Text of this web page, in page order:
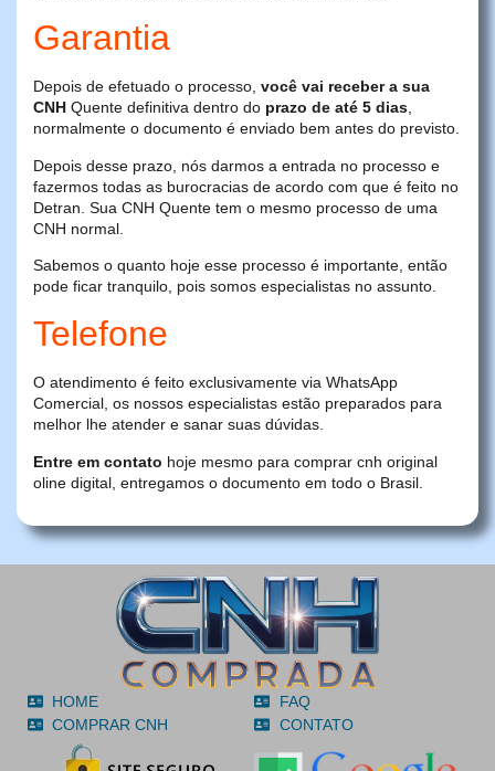
Garantia
Depois de efetuado o processo, você vai receber a sua
CNH Quente definitiva dentro do prazo de até 5 dias,
normalmente o documento é enviado bem antes do previsto.
Depois desse prazo, nós darmos a entrada no processo e
fazermos todas as burocracias de acordo com que é feito no
Detran. Sua CNH Quente tem o mesmo processo de uma
CNH normal.
Sabemos o quanto hoje esse processo é importante, então
pode ficar tranquilo, pois somos especialistas no assunto.
Telefone
O atendimento é feito exclusivamente via WhatsApp
Comercial, os nossos especialistas estão preparados para
melhor lhe atender e sanar suas dúvidas.
Entre em contato hoje mesmo para comprar cnh original
oline digital, entregamos o documento em todo o Brasil.
HOME
COMPRAR CNH
FAQ
CONTATO